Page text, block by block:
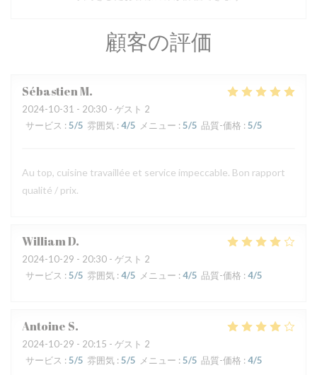
顧客の評価
SébastienM
2024-10-31 - 20:30 - ゲスト 2
サービス : 5/5 雰囲気 : 4/5 メニュー : 5/5 品質-価格 : 5/5
Au top, cuisine travaillée et service impeccable. Bon rapport
qualité / prix.
WilliamD
2024-10-29 - 20:30 - ゲスト 2
サービス : 5/5 雰囲気 : 4/5 メニュー : 4/5 品質-価格 : 4/5
Antoine S
2024-10-29 - 20:15 - ゲスト 2
サービス : 5/5 雰囲気 : 5/5 メニュー : 5/5 品質-価格 : 4/5